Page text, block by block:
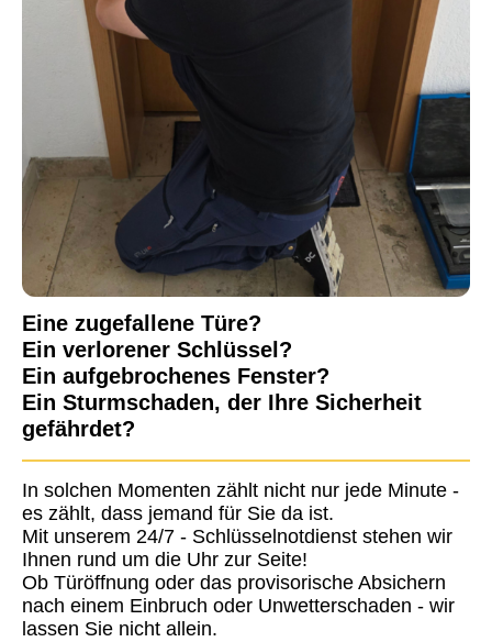
Eine zugefallene Türe?
Ein verlorener Schlüssel?
Ein aufgebrochenes Fenster?
Ein Sturmschaden, der Ihre Sicherheit
gefährdet?
In solchen Momenten zählt nicht nur jede Minute -
es zählt, dass jemand für Sie da ist.
Mit unserem 24/7 - Schlüsselnotdienst stehen wir
Ihnen rund um die Uhr zur Seite!
Ob Türöffnung oder das provisorische Absichern
nach einem Einbruch oder Unwetterschaden - wir
lassen Sie nicht allein.